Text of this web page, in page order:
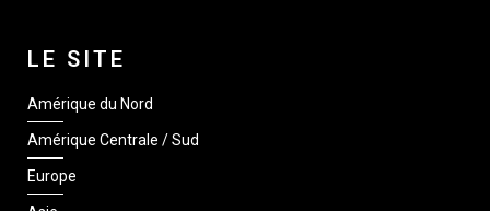
LE SITE
Amérique du Nord
Amérique Centrale / Sud
Europe